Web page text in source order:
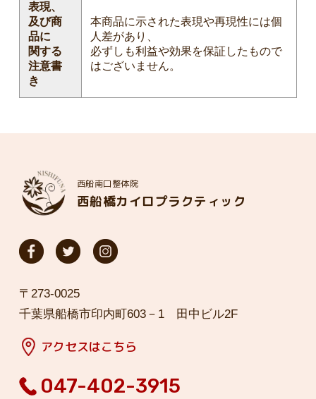
表現、
及び商
品に
関する
注意書
き
本商品に示された表現や再現性には個
人差があり、
必ずしも利益や効果を保証したもので
はございません。
西船南口整体院
西船橋カイロプラクティック
〒273-0025
千葉県船橋市印内町603－1 田中ビル2F
アクセスはこちら
047-402-3915